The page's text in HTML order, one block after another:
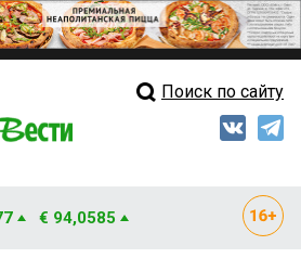
Свежий выпускПоиск по сайту
€ 94,0585